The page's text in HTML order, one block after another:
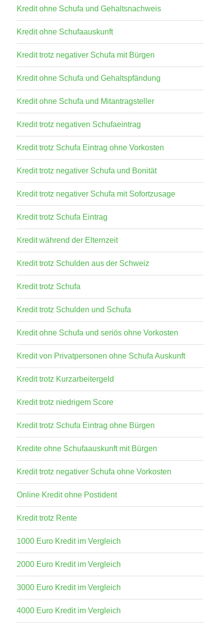
Kredit ohne Schufa und Gehaltsnachweis
Kredit ohne Schufaauskunft
Kredit trotz negativer Schufa mit Bürgen
Kredit ohne Schufa und Gehaltspfändung
Kredit ohne Schufa und Mitantragsteller
Kredit trotz negativen Schufaeintrag
Kredit trotz Schufa Eintrag ohne Vorkosten
Kredit trotz negativer Schufa und Bonität
Kredit trotz negativer Schufa mit Sofortzusage
Kredit trotz Schufa Eintrag
Kredit während der Elternzeit
Kredit trotz Schulden aus der Schweiz
Kredit trotz Schufa
Kredit trotz Schulden und Schufa
Kredit ohne Schufa und seriös ohne Vorkosten
Kredit von Privatpersonen ohne Schufa Auskunft
Kredit trotz Kurzarbeitergeld
Kredit trotz niedrigem Score
Kredit trotz Schufa Eintrag ohne Bürgen
Kredite ohne Schufaauskunft mit Bürgen
Kredit trotz negativer Schufa ohne Vorkosten
Online Kredit ohne Postident
Kredit trotz Rente
1000 Euro Kredit im Vergleich
2000 Euro Kredit im Vergleich
3000 Euro Kredit im Vergleich
4000 Euro Kredit im Vergleich